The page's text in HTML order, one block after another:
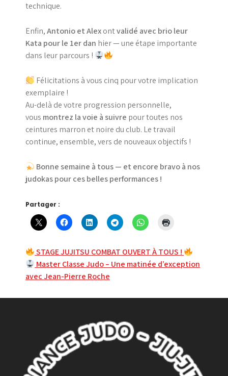
technique.
Enfin,Antonio et Alexontvalidé avec brio leur
Kata pour le 1er dan hier — une étape importante
dans leur parcours !
Félicitations à vous cinq pour votre implication
exemplaire !
Au-delà de votre progression personnelle,
vous montrez la voie à suivre pour toutes nos
ceintures marron et noire du club. Le travail
continue, ensemble, vers de nouveaux objectifs !
Bonne semaine à tous — et encore bravo à nos
judokas pour ces belles performances !
Partager :
Navigation
de
l’article
STAGE JUJITSU COMBAT OUVERT À TOUS !
Master Classe Judo – Une matinée d’exception
avec Jean-Pierre Roche